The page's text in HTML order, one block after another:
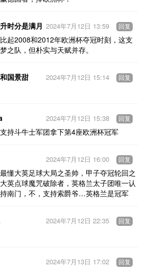
时分是满月
起2008和2012年欧洲杯夺冠时刻，这支
之队，但朴实与天赋并存。
2024年7月12日 13:59 回复
国景甜
2024年7月12日 15:14 回复
持斗牛士军团拿下第4座欧洲杯冠军
2024年7月12日 15:38 回复
懂大英足球大局之圣帅，甲子夺冠轮回之
英点球魔咒破除者，英格兰太子团唯一认
南门，不，支持索爵爷…英格兰是冠军
2024年7月12日 16:00 回复
2024年7月12日 22:35 回复
2024年7月13日 17:02 回复